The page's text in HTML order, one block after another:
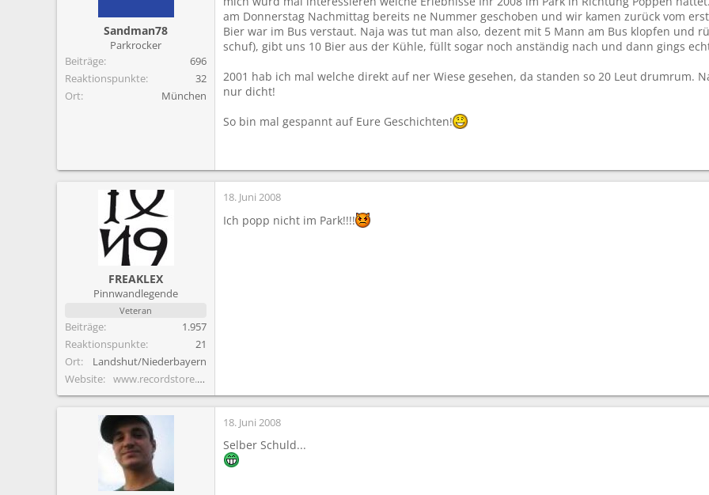
Sandman78
Parkrocker
Beiträge
696
Reaktionspunkte
32
Ort
München
am Donnerstag Nachmittag bereits ne Nummer geschoben und wir kamen zurück vom
Bier war im Bus verstaut. Naja was tut man also, dezent mit 5 Mann am Bus klopfen und
schuf), gibt uns 10 Bier aus der Kühle, füllt sogar noch anständig nach und dann gings
2001 hab ich mal welche direkt auf ner Wiese gesehen, da standen so 20 Leut drumrum.
nur dicht!
So bin mal gespannt auf Eure Geschichten!
FREAKLEX
Pinnwandlegende
Veteran
Beiträge
1.957
Reaktionspunkte
21
Ort
Landshut/Niederbayern
Website
www.recordstore.com
18. Juni 2008
Ich popp nicht im Park!!!!
18. Juni 2008
Selber Schuld...